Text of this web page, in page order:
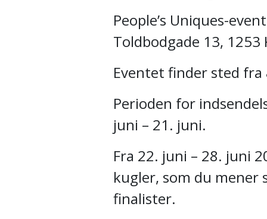
People’s Uniques-
Toldbodgade 13, 1253
Eventet finder sted
Perioden for
juni – 21. juni.
Fra 22. juni – 28. juni
kugler, som du mener
finalister.